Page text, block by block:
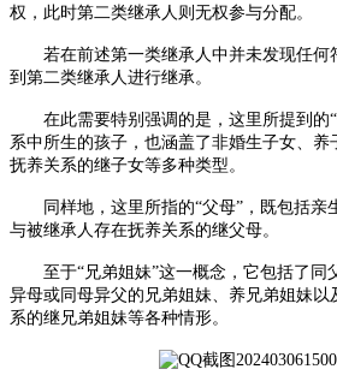
权，此时第二类继承人则无权参与分配。
若在前述第一类继承人中并未发现任何
到第二类继承人进行继承。
在此需要特别强调的是，这里所提到的
系中所生的孩子，也涵盖了非婚生子女、
抚养关系的继子女等多种类型。
同样地，这里所指的“父母”，既包括亲
与被继承人存在抚养关系的继父母。
至于“兄弟姐妹”这一概念，它包括了同
异母或同母异父的兄弟姐妹、养兄弟姐妹以
系的继兄弟姐妹等各种情形。